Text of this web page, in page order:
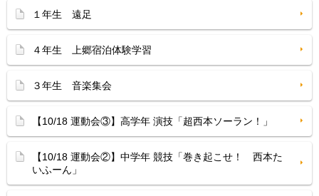
１年生 遠足
４年生 上郷宿泊体験学習
３年生 音楽集会
【10/18 運動会③】高学年 演技「超西本ソーラン！」
【10/18 運動会②】中学年 競技「巻き起こせ！ 西本た
いふーん」